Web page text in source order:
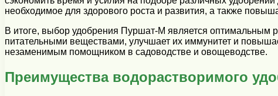
необходимое для здорового роста и развития, а также
В итоге, выбор удобрения Пуршат-М является оптимальным
питательными веществами, улучшает их иммунитет и
незаменимым помощником в садоводстве и овощеводстве.
Преимущества водорастворимого